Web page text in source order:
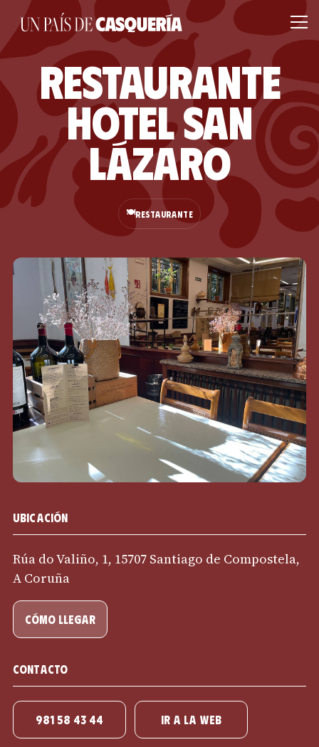
Restaurante
Hotel San
Lázaro
🍽️RESTAURANTE
Ubicación
Rúa do Valiño, 1, 15707 Santiago de Compostela,
A Coruña
cómo llegar
Contacto
981 58 43 44 IR A LA WEB